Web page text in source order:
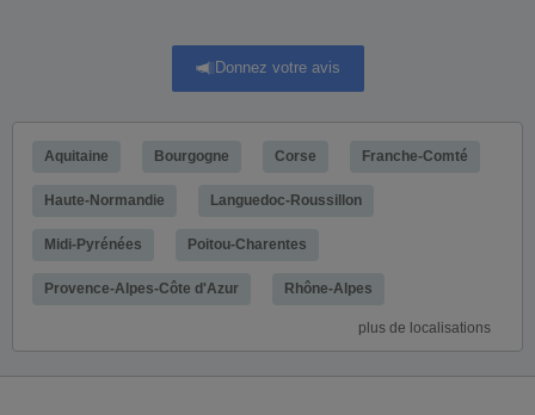
Donnez votre avis
Aquitaine Bourgogne Corse Franche-Comté
Haute-Normandie Languedoc-Roussillon
Midi-Pyrénées Poitou-Charentes
Provence-Alpes-Côte d'Azur Rhône-Alpes
plus de localisations